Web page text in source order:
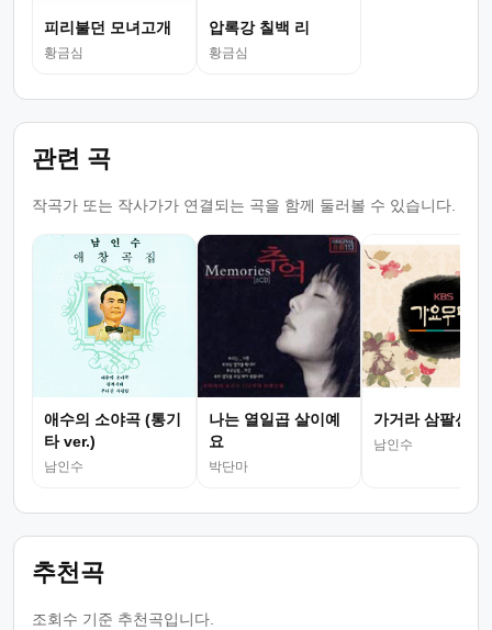
피리불던 모녀고개
황금심
압록강 칠백 리
황금심
관련 곡
작곡가 또는 작사가가 연결되는 곡을 함께 둘러볼 수 있습니다.
애수의 소야곡 (통기
타 ver.)
남인수
나는 열일곱 살이예
요
박단마
가거라 삼팔선
남인수
추천곡
조회수 기준 추천곡입니다.